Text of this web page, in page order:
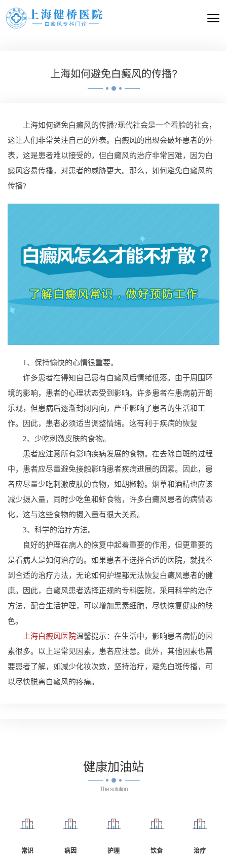
上海如何避免白癜风的传播?
上海如何避免白癜风的传播?现代社会是一个看脸的社会，
这让人们非常关注自己的外表。白癜风的出现会破坏患者的外
表，这是患者难以接受的，但白癜风的治疗非常困难，因为白
癜风容易传播，对患者的威胁更大。那么，如何避免白癜风的
传播?
1、保持愉快的心情很重要。
许多患者在得知自己患有白癜风后情绪低落。由于周围环
境的影响，患者的心理状态受到影响。许多患者在患病前开朗
乐观，但患病后逐渐封闭内向，严重影响了患者的生活和工
作。因此，患者必须适当调整情绪。这有利于疾病的恢复
2、少吃刺激皮肤的食物。
患者应注意所有影响疾病发展的食物。在去除白斑的过程
中，患者应尽量避免接触影响患者疾病进展的因素。因此，患
者应尽量少吃刺激皮肤的食物，如胡椒粉。烟草和酒精也应该
减少摄入量，同时少吃鱼和虾食物，许多白癜风患者的病情恶
化，这与这些食物的摄入量有很大关系。
3、科学的治疗方法。
良好的护理在病人的恢复中起着重要的作用，但更重要的
是看病人是如何治疗的。如果患者不选择合适的医院，就找不
到合适的治疗方法，无论如何护理都无法恢复白癜风患者的健
康。因此，白癜风患者选择正规的专科医院，采用科学的治疗
方法，配合生活护理，可以增加黑素细胞，尽快恢复健康的肤
色。
上海白癜风医院温馨提示：在生活中，影响患者病情的因
素很多。以上是常见因素，患者应注意。此外，其他因素也需
要患者了解，如减少化妆次数，坚持治疗，避免白斑传播，可
以尽快脱离白癜风的疼痛。
健康加油站
The solution
常识 病因 护理 饮食 治疗